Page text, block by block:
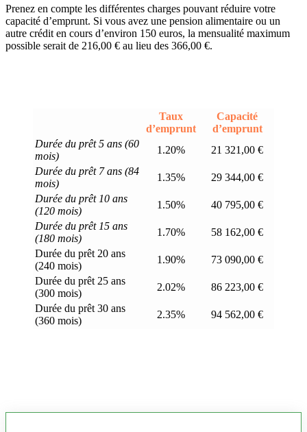
Prenez en compte les différentes charges pouvant réduire votre
capacité d’emprunt. Si vous avez une pension alimentaire ou un
autre crédit en cours d’environ 150 euros, la mensualité maximum
possible serait de 216,00 € au lieu des 366,00 €.
Taux
d’emprunt
Capacité
d’emprunt
Durée du prêt 5 ans (60
mois)
1.20%
21 321,00 €
Durée du prêt 7 ans (84
mois)
1.35%
29 344,00 €
Durée du prêt 10 ans
(120 mois)
1.50%
40 795,00 €
Durée du prêt 15 ans
(180 mois)
1.70%
58 162,00 €
Durée du prêt 20 ans
(240 mois)
1.90%
73 090,00 €
Durée du prêt 25 ans
(300 mois)
2.02%
86 223,00 €
Durée du prêt 30 ans
(360 mois)
2.35% 94 562,00 €